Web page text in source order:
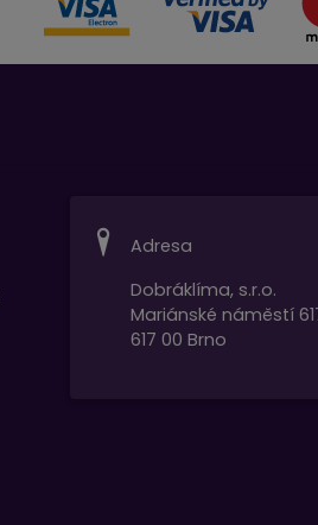
Adresa
Dobráklíma, s.r.o.
Mariánské náměstí
617 00 Brno